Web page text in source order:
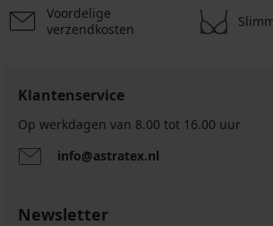
Voordelige
verzendkosten
Klantenservice
Op werkdagen van 8.00 tot 16.00 uur
info@astratex.nl
Newsletter